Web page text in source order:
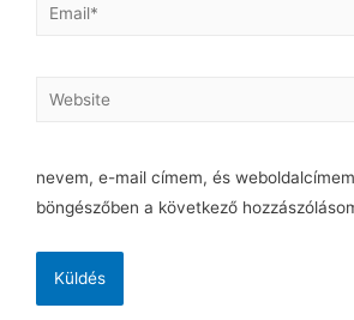
nevem, e-mail címem, és
böngészőben a következő